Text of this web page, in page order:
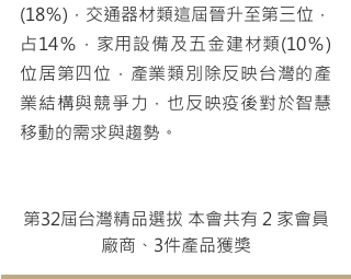
(18％)，交通器材類這屆晉升至第三位，
占14％，家用設備及五金建材類(10％)
位居第四位，產業類別除反映台灣的產
業結構與競爭力，也反映疫後對於智慧
移動的需求與趨勢。
第32屆台灣精品選拔 本會共有 2 家會員
廠商、3件產品獲獎